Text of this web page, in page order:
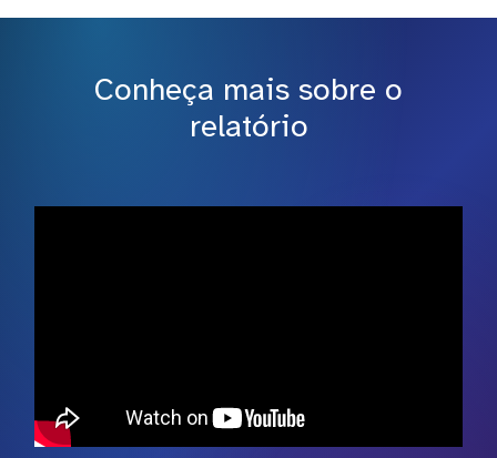
Conheça mais sobre o
relatório